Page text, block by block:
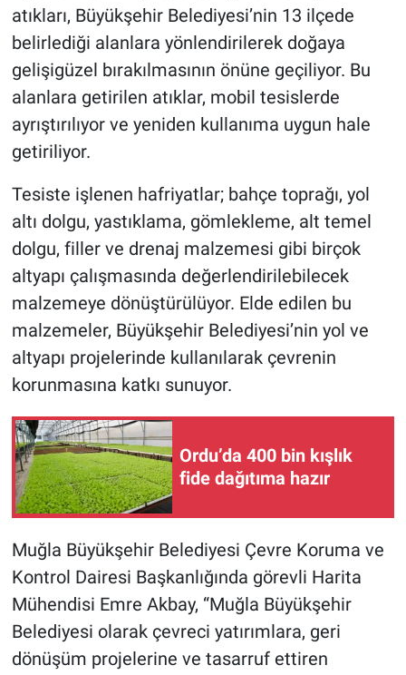
atıkları, Büyükşehir Belediyesi’nin 13 ilçede
belirlediği alanlara yönlendirilerek doğaya
gelişigüzel bırakılmasının önüne geçiliyor. Bu
alanlara getirilen atıklar, mobil tesislerde
ayrıştırılıyor ve yeniden kullanıma uygun hale
getiriliyor.
Tesiste işlenen hafriyatlar; bahçe toprağı, yol
altı dolgu, yastıklama, gömlekleme, alt temel
dolgu, filler ve drenaj malzemesi gibi birçok
altyapı çalışmasında değerlendirilebilecek
malzemeye dönüştürülüyor. Elde edilen bu
malzemeler, Büyükşehir Belediyesi’nin yol ve
altyapı projelerinde kullanılarak çevrenin
korunmasına katkı sunuyor.
Ordu’da 400 bin kışlık
fide dağıtıma hazır
Muğla Büyükşehir Belediyesi Çevre Koruma ve
Kontrol Dairesi Başkanlığında görevli Harita
Mühendisi Emre Akbay, “Muğla Büyükşehir
Belediyesi olarak çevreci yatırımlara, geri
dönüşüm projelerine ve tasarruf ettiren